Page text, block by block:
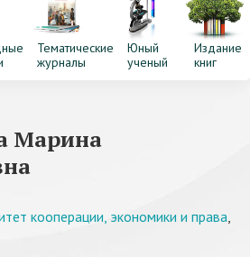
Тематические
журналы
Юный
ученый
Издание
книг
Марина
кооперации, экономики и права,